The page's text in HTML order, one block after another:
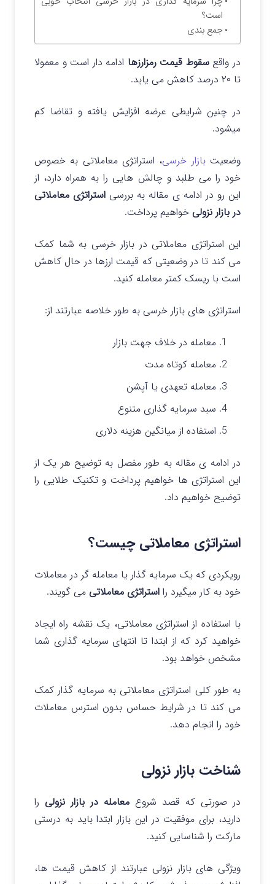
است؟
جمع بندی
در واقعسقوط قیمت رمزارزها ادامه دار است و معمولا
تا ۲۰ درصد کاهش می یابد.
در چنین شرایطی عرضه افزایش یافته و تقاضا کم
میشود.
وضعیتبازار خرسی، استراتژی معاملاتی به خصوص
خود را می طلبد و چالش هایی را به همراه دارد، از
این رو در ادامه ی مقاله به بررسی استراتژی معاملاتی
در بازار نزولی خواهیم پرداخت.
این استراتژی معاملاتی در بازار خرسی به شما کمک
می کند تا در وضعیتی که قیمت ارزها در حال کاهش
است با ریسک کمتر معامله کنید.
استراتژی های بازار خرسی به طور خلاصه عبارتند از:
معامله در خلاف جهت بازار
معامله کوتاه مدت
معامله تعهدی یا آپشن
سبد سرمایه گذاری متنوع
استفاده از میانگین هزینه دلاری
در ادامه ی مقاله به طور مفصل به توضیح هر یک از
این استراتژی ها خواهیم پرداخت و تکنیک طلایی را
توضیح خواهیم داد.
استراتژی معاملاتی چیست؟
رویکردی که یک سرمایه گذار یا معامله گر در معاملات
خود به کار میگیرد را استراتژی معاملاتی می گویند.
با استفاده از استراتژی معاملاتی، یک نقشه راه ایجاد
خواهید کرد که از ابتدا تا انتهای سرمایه گذاری شما
مشخص خواهد بود.
به طور کلی استراتژی معاملاتی به سرمایه گذار کمک
می کند تا در شرایط حساس بدون استرس معاملات
خود را انجام دهد.
شناخت بازار نزولی
در صورتی که قصد شروع معامله در بازار نزولی را
دارید، برای موفقیت در این بازار ابتدا باید به درستی
مارکت را شناسایی کنید.
ویژگی های بازار نزولی عبارتند از کاهش قیمت ها،